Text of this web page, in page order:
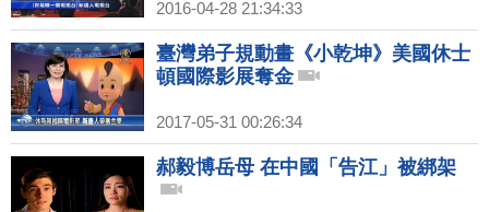
2016-04-28 21:34:33
臺灣弟子規動畫《小乾坤》美國休士
頓國際影展奪金
2017-05-31 00:26:34
郝毅博岳母 在中國「告江」被綁架